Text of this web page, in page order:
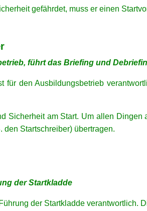
gefährdet, muss er einen
führt das Briefing und
für den Ausbildungsbetrieb
Sicherheit am Start. Um allen
den Startschreiber) übertragen.
der Startkladde
der Startkladde verantwortlich.